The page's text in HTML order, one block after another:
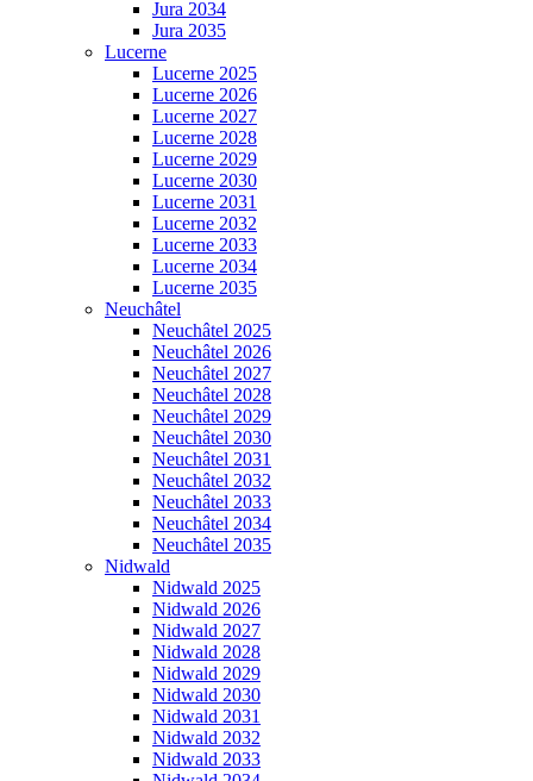
Jura 2034
Jura 2035
Lucerne
Lucerne 2025
Lucerne 2026
Lucerne 2027
Lucerne 2028
Lucerne 2029
Lucerne 2030
Lucerne 2031
Lucerne 2032
Lucerne 2033
Lucerne 2034
Lucerne 2035
Neuchâtel
Neuchâtel 2025
Neuchâtel 2026
Neuchâtel 2027
Neuchâtel 2028
Neuchâtel 2029
Neuchâtel 2030
Neuchâtel 2031
Neuchâtel 2032
Neuchâtel 2033
Neuchâtel 2034
Neuchâtel 2035
Nidwald
Nidwald 2025
Nidwald 2026
Nidwald 2027
Nidwald 2028
Nidwald 2029
Nidwald 2030
Nidwald 2031
Nidwald 2032
Nidwald 2033